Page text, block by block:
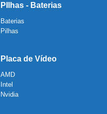
PIlhas - Baterias
Baterias
Pilhas
Placa de Vídeo
AMD
Intel
Nvidia